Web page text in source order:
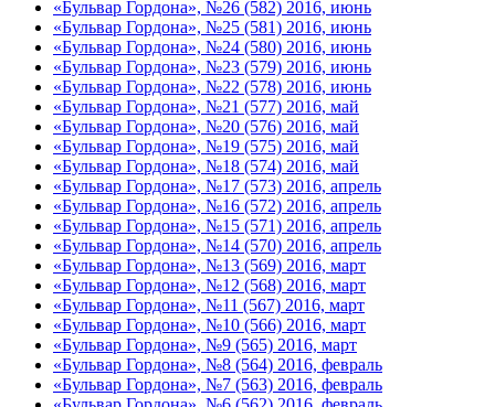
«Бульвар Гордона», №26 (582) 2016, июнь
«Бульвар Гордона», №25 (581) 2016, июнь
«Бульвар Гордона», №24 (580) 2016, июнь
«Бульвар Гордона», №23 (579) 2016, июнь
«Бульвар Гордона», №22 (578) 2016, июнь
«Бульвар Гордона», №21 (577) 2016, май
«Бульвар Гордона», №20 (576) 2016, май
«Бульвар Гордона», №19 (575) 2016, май
«Бульвар Гордона», №18 (574) 2016, май
«Бульвар Гордона», №17 (573) 2016, апрель
«Бульвар Гордона», №16 (572) 2016, апрель
«Бульвар Гордона», №15 (571) 2016, апрель
«Бульвар Гордона», №14 (570) 2016, апрель
«Бульвар Гордона», №13 (569) 2016, март
«Бульвар Гордона», №12 (568) 2016, март
«Бульвар Гордона», №11 (567) 2016, март
«Бульвар Гордона», №10 (566) 2016, март
«Бульвар Гордона», №9 (565) 2016, март
«Бульвар Гордона», №8 (564) 2016, февраль
«Бульвар Гордона», №7 (563) 2016, февраль